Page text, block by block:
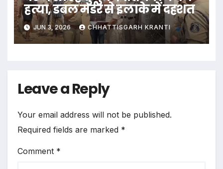
हत्या, डबल मर्डर से इलाके में दहशत
JUN 3, 2026 CHHATTISGARH KRANTI
Leave a Reply
Your email address will not be published.
Required fields are marked *
Comment *